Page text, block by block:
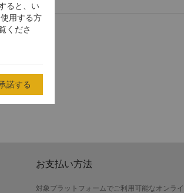
お支払い方法
対象プラットフォームでご利用可能なオンラ
ると、い
用する方
くださ
諾する